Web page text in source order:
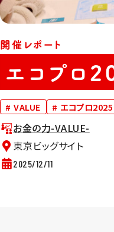
開催レポート
エコプロ
# VALUE # エコプロ2025
お金の力-VALUE-
東京ビッグサイト
2025/12/11